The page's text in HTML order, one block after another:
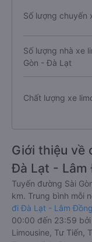
Số lượng chuyến
Số lượng nhà xe
Gòn - Đà Lạt
Chất lượng xe
Giới thiệu về
Đà Lạt - Lâm
Tuyến đường Sài
km. Trung bình mỗi
đi Đà Lạt - Lâm
00:00 đến 23:59
Limousine, Tư Tiến,